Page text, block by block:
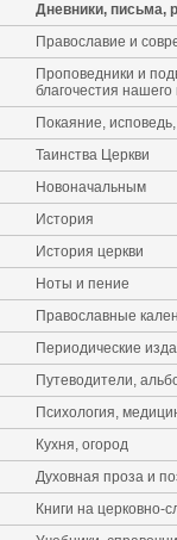
Дневники, письма,
Православие и
Проповедники и
благочестия
Покаяние,
Таинства Церкви
Новоначальным
История
История церкви
Ноты и пение
Православные
Периодические
Путеводители,
Психология,
Кухня, огород
Духовная проза и
Книги на церковно-